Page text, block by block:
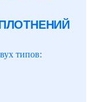
типов: